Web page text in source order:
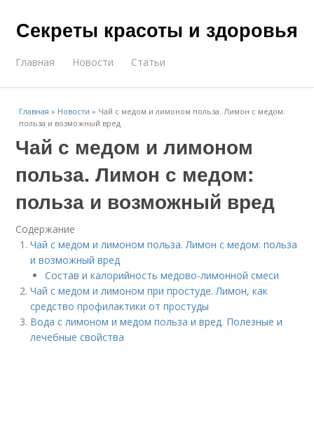
Секреты красоты и здоровья
Главная Новости Статьи
Главная » Новости » Чай с медом и лимоном польза. Лимон с медом:
польза и возможный вред
Чай с медом и лимоном
польза. Лимон с медом:
польза и возможный вред
Содержание
Чай с медом и лимоном польза. Лимон с медом: польза
и возможный вред
Состав и калорийность медово-лимонной смеси
Чай с медом и лимоном при простуде. Лимон, как
средство профилактики от простуды
Вода с лимоном и медом польза и вред. Полезные и
лечебные свойства